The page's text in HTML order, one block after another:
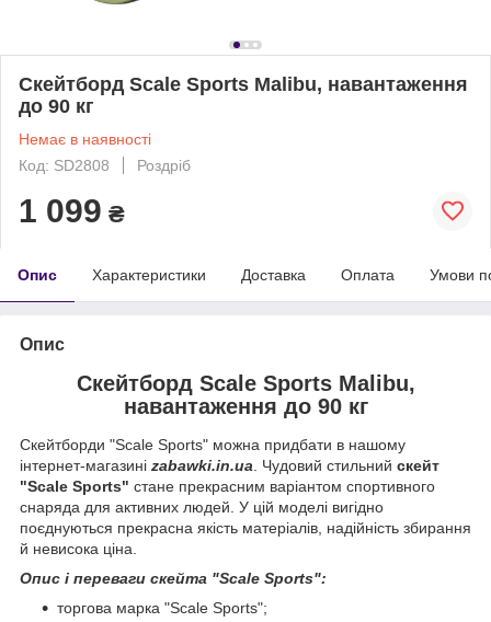
Скейтборд Scale Sports Malibu, навантаження
до 90 кг
Немає в наявності
Код: SD2808
Роздріб
1 099 ₴
Опис Характеристики Доставка Оплата Умови
Опис
Скейтборд Scale Sports Malibu,
навантаження до 90 кг
Скейтборди "Scale Sports" можна придбати в нашому
інтернет-магазині zabawki.in.ua. Чудовий стильний скейт
"Scale Sports" стане прекрасним варіантом спортивного
снаряда для активних людей. У цій моделі вигідно
поєднуються прекрасна якість матеріалів, надійність збирання
й невисока ціна.
Опис і переваги скейта "Scale Sports":
торгова марка "Scale Sports";